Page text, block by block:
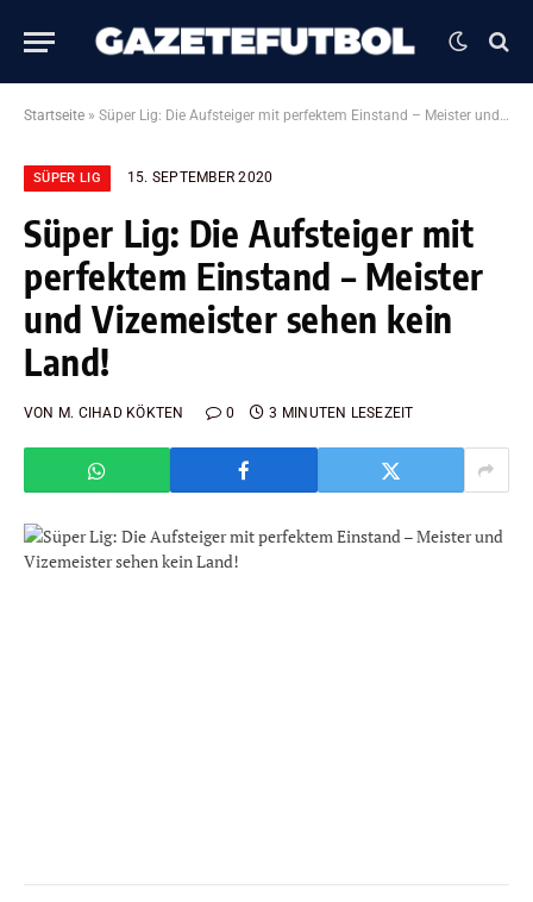
Startseite » Süper Lig: Die Aufsteiger mit perfektem Einstand – Meister und Vizemeister sehen kein Land!
SÜPER LIG 15. SEPTEMBER 2020
Süper Lig: Die Aufsteiger mit
perfektem Einstand – Meister
und Vizemeister sehen kein
Land!
VON M. CIHAD KÖKTEN 0 3 MINUTEN LESEZEIT